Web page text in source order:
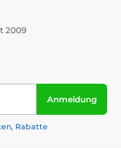
2009
Anmeldung
Rabatte